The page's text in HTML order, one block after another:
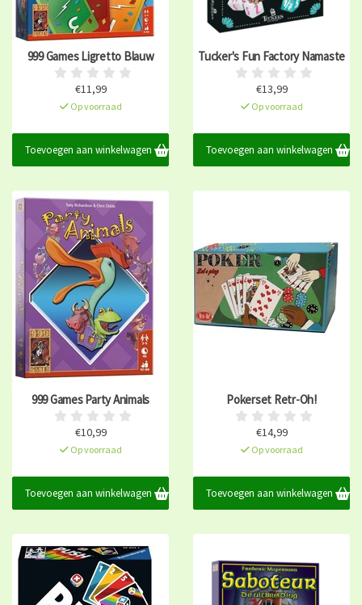
999 Games Ligretto Blauw
€11,99
Op voorraad
Toevoegen aan winkelwagen
Tucker's Fun Factory Namaste
€13,99
Op voorraad
Toevoegen aan winkelwagen
999 Games Party Animals
€10,99
Op voorraad
Toevoegen aan winkelwagen
Pokerset Retr-Oh!
€14,99
Op voorraad
Toevoegen aan winkelwagen